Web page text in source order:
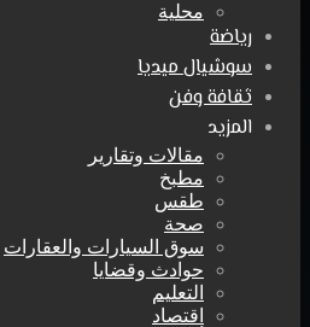
محلية
رياضة
سوشيال ميديا
ثقافة وفن
المزيد
مقالات وتقارير
مطبخ
طقس
صحة
سوق السيارات والعقارات
حوادث وقضايا
التعليم
اقتصاد